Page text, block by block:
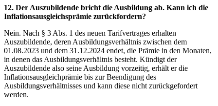
12. Der Auszubildende bricht die Ausbildung ab. Kann ich die
Inflationsausgleichsprämie zurückfordern?
Nein. Nach § 3 Abs. 1 des neuen Tarifvertrages erhalten
Auszubildende, deren Ausbildungsverhältnis zwischen dem
01.08.2023 und dem 31.12.2024 endet, die Prämie in den Monaten,
in denen das Ausbildungsverhältnis besteht. Kündigt der
Auszubildende also seine Ausbildung vorzeitig, erhält er die
Inflationsausgleichprämie bis zur Beendigung des
Ausbildungsverhältnisses und kann diese nicht zurückgefordert
werden.